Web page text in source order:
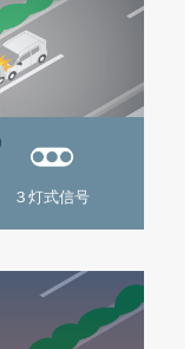
３灯式信号